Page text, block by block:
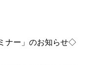
ナー」のお知らせ◇